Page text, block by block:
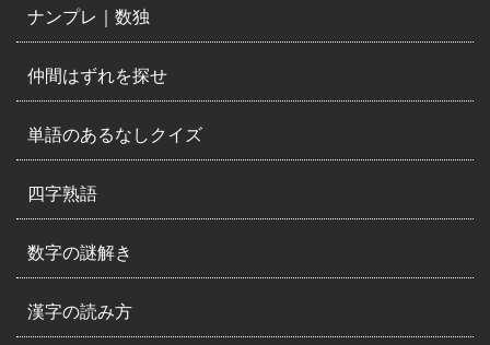
ナンプレ｜数独
仲間はずれを探せ
単語のあるなしクイズ
四字熟語
数字の謎解き
漢字の読み方